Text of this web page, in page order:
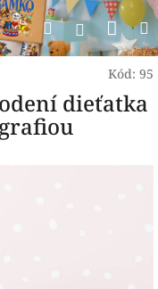
Hľadať
Kód: 95
dieťatka